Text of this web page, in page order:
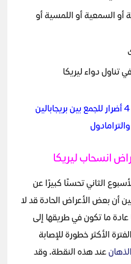
أو السمعية أو اللمسية أو
تناول دواء ليريكا
احذر 4 أضرار للجمع بين بريجابالين
والترامادول
الثاني تحسنًا كبيرًا عن
أن بعض الأعراض الحادة قد لا
عادة ما تكون في طريقها إلى
الأكثر خطورة للإصابة
الذهانعند هذه النقطة. وقد